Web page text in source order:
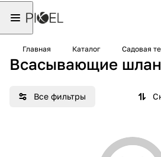
Главная Каталог Садовая
Всасывающие
Все фильтры